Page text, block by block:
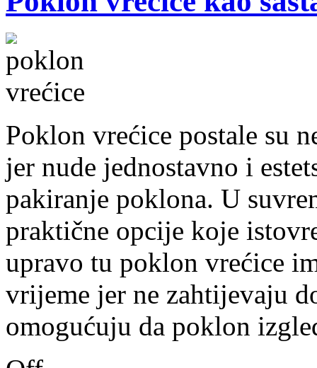
Poklon vrećice postale su
jer nude jednostavno i
pakiranje poklona. U
praktične opcije koje
upravo tu poklon vrećice
vrijeme jer ne zahtijevaju
omogućuju da poklon